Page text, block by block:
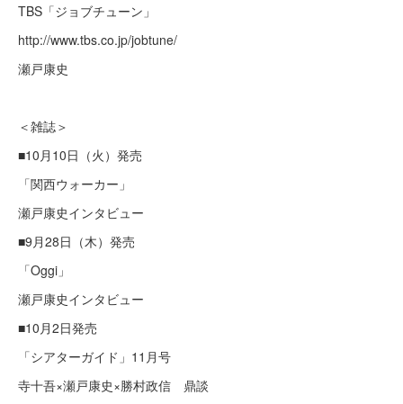
TBS「ジョブチューン」
http://www.tbs.co.jp/jobtune/
瀬戸康史
＜雑誌＞
■10月10日（火）発売
「関西ウォーカー」
瀬戸康史インタビュー
■9月28日（木）発売
「Oggi」
瀬戸康史インタビュー
■10月2日発売
「シアターガイド」11月号
寺十吾×瀬戸康史×勝村政信 鼎談